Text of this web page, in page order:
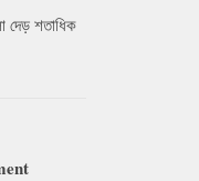
দেড় শতাধিক